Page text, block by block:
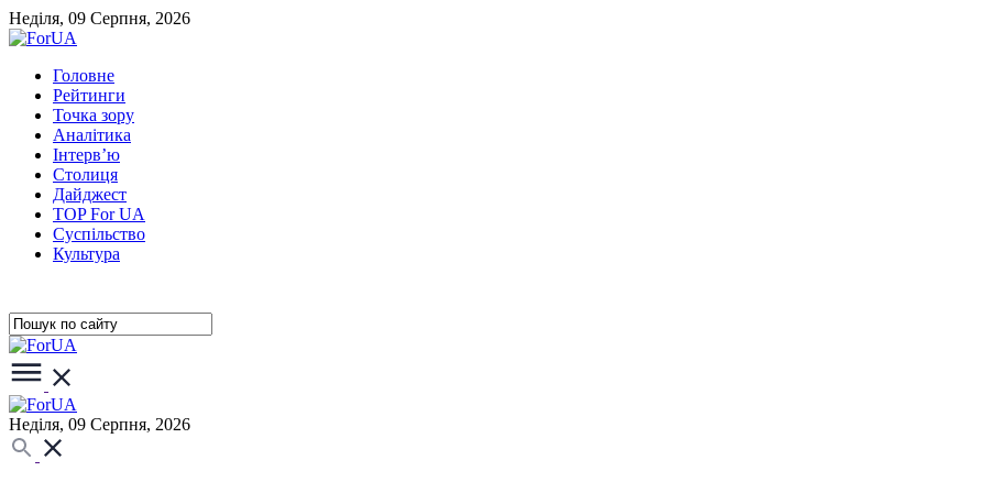
Неділя, 09 Серпня, 2026
Головне
Рейтинги
Точка зору
Аналітика
Інтерв’ю
Столиця
Дайджест
TOP For UA
Суспiльство
Культура
Неділя, 09 Серпня, 2026